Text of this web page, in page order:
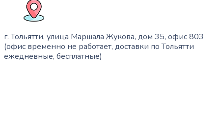
г. Тольятти, улица Маршала Жукова, дом 35, офис 803
(офис временно не работает, доставки по Тольятти
ежедневные, бесплатные)